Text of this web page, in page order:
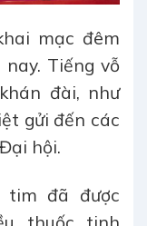
mạc đêm
Tiếng vỗ
đài, như
gửi đến các
hội.
tim đã được